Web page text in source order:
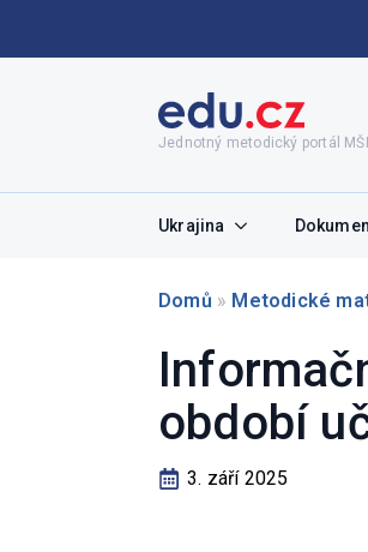
Jednotný metodický portál
Ukrajina
Domů » Metodické
období
3. září 2025